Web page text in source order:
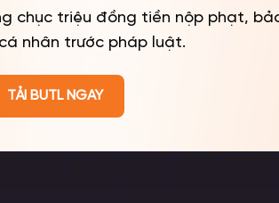
chục triệu đồng tiền nộp phạt,
nhân trước pháp luật.
TẢI BUTL NGAY